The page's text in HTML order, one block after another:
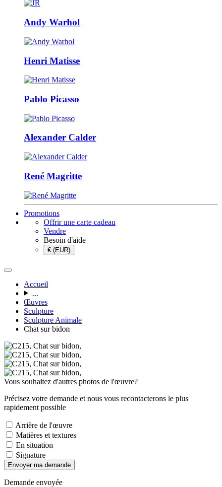
Andy Warhol
Henri Matisse
Pablo Picasso
Alexander Calder
René Magritte
Promotions
Offrir une carte cadeau
Vendre
Besoin d'aide
€ (EUR)
Accueil
...
Œuvres
Sculpture
Sculpture Animale
Chat sur bidon
Vous souhaitez d'autres photos de l'œuvre?
Précisez votre demande et nous vous recontacterons le plus
rapidement possible
Arrière de l'œuvre
Matières et textures
En situation
Signature
Envoyer ma demande
Demande envoyée